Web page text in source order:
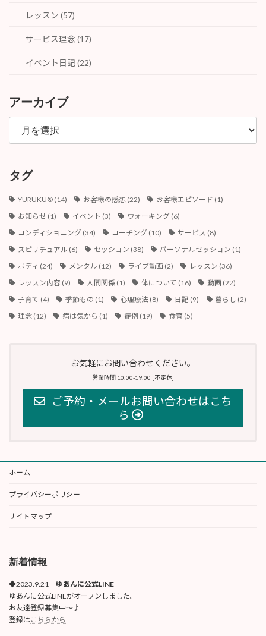
レッスン (57)
サービス理念 (17)
イベント日記 (22)
アーカイブ
ア
カ
ブ
タグ
YURUKU®︎(14) お客様の感想 (22) お客様エピソード (1)
お知らせ (1) イベント (3) ウォーキング (6)
コンディショニング (34) コーチング (10) サービス (8)
スピリチュアル (6) セッション (38) パーソナルセッション (1)
ボディ (24) メンタル (12) ライブ動画 (2) レッスン (36)
レッスン内容(9) 人間関係(1) 体について (16) 動画 (22)
子育て (4) 季節もの (1) 心理療法 (8) 日記 (9) 暮らし (2)
理念(12) 病は気から (1) 症例 (19) 食育 (5)
お気軽にお問い合わせください。
営業時間 10:00-19:00 [不定休]
ご予約・メールお問い合わせはこち
ら
ホーム
プライバシーポリシー
サイトマップ
新着情報
◆2023.9.21 ゆあんに公式LINE
ゆあんに公式LINEがオープンしました。
お友達登録募集中〜♪
登録はこちらから